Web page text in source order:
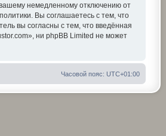
немедленному отключению от
Вы соглашаетесь с тем, что
вы согласны с тем, что введённая
ни phpBB Limited не может
Часовой пояс: UTC+01:00